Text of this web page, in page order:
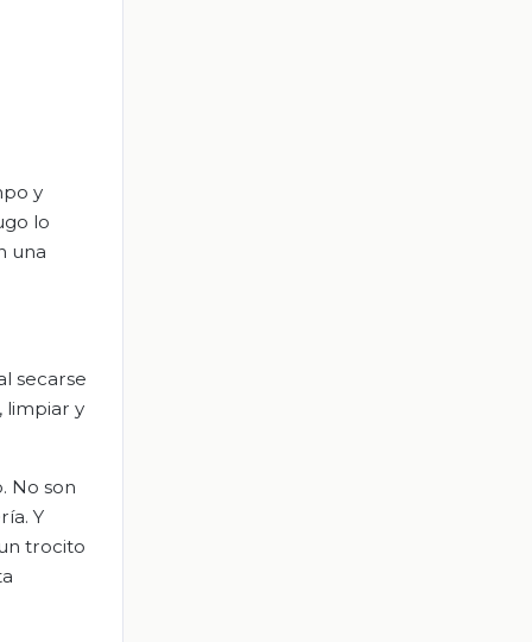
y
lo
una
secarse
limpiar y
No son
Y
trocito